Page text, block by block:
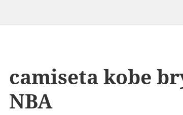
camiseta kobe
NBA